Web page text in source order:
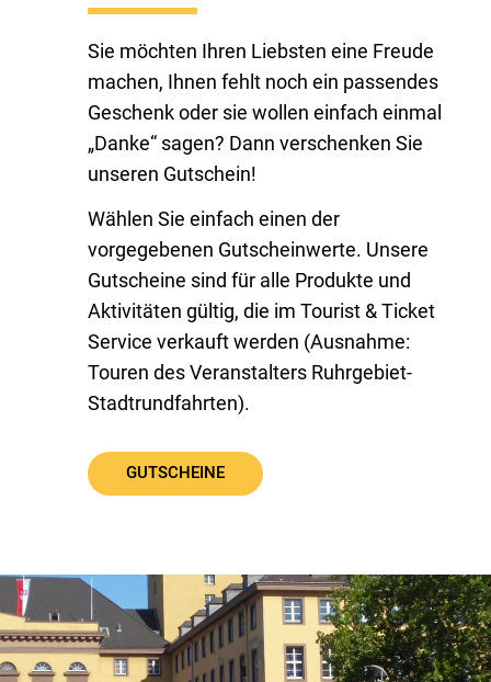
Sie möchten Ihren Liebsten eine Freude
machen, Ihnen fehlt noch ein passendes
Geschenk oder sie wollen einfach einmal
„Danke“ sagen? Dann verschenken Sie
unseren Gutschein!
Wählen Sie einfach einen der
vorgegebenen Gutscheinwerte. Unsere
Gutscheine sind für alle Produkte und
Aktivitäten gültig, die im Tourist & Ticket
Service verkauft werden (Ausnahme:
Touren des Veranstalters Ruhrgebiet-
Stadtrundfahrten).
GUTSCHEINE